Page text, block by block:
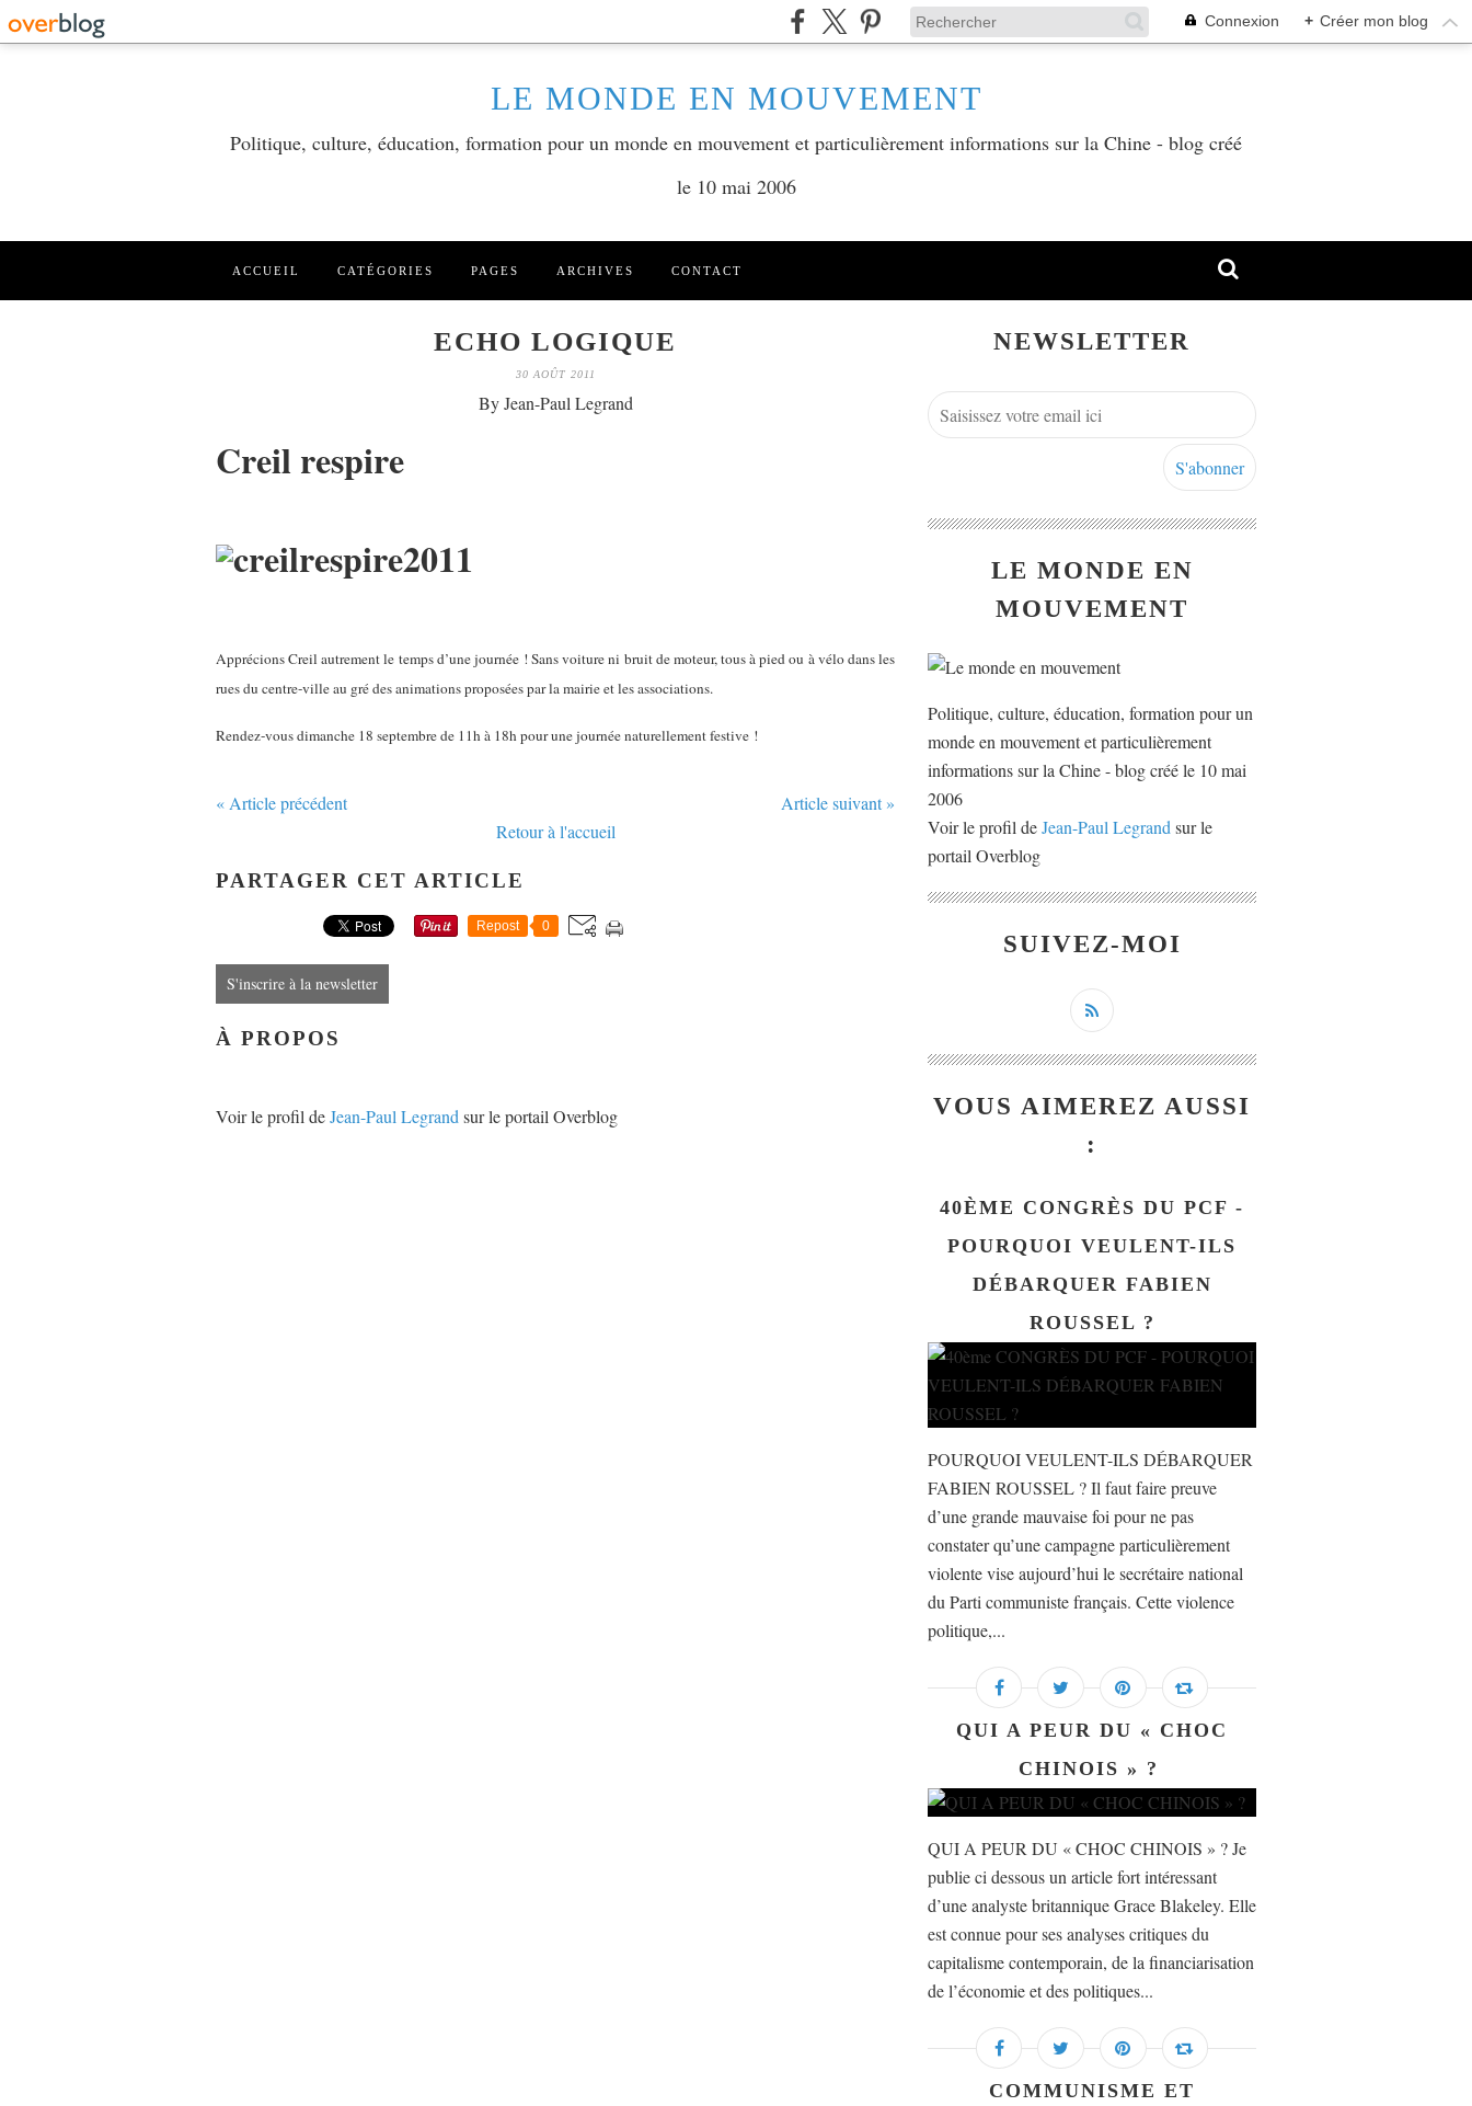
Connexion + Créer mon blog
LE MONDE EN MOUVEMENT
Politique, culture, éducation, formation pour un monde en mouvement et particulièrement informations sur la Chine - blog créé
le 10 mai 2006
ACCUEIL CATÉGORIES PAGES ARCHIVES CONTACT
ECHO LOGIQUE
30 AOÛT 2011
By Jean-Paul Legrand
Creil respire
Apprécions Creil autrement le temps d’une journée ! Sans voiture ni bruit de moteur, tous à pied ou à vélo dans les
rues du centre-ville au gré des animations proposées par la mairie et les associations.
Rendez-vous dimanche 18 septembre de 11h à 18h pour une journée naturellement festive !
« Article précédent
Article suivant »
Retour à l'accueil
PARTAGER CET ARTICLE
Repost 0
S'inscrire à la newsletter
À PROPOS
Voir le profil deJean-Paul Legrand sur le portail Overblog
NEWSLETTER
LE MONDE EN
MOUVEMENT
Politique, culture, éducation, formation pour un
monde en mouvement et particulièrement
informations sur la Chine - blog créé le 10 mai
2006
Voir le profil deJean-Paul Legrand sur le
portail Overblog
SUIVEZ-MOI
VOUS AIMEREZ AUSSI
:
40ÈME CONGRÈS DU PCF -
POURQUOI VEULENT-ILS
DÉBARQUER FABIEN
ROUSSEL ?
POURQUOI VEULENT-ILS DÉBARQUER
FABIEN ROUSSEL ? Il faut faire preuve
d’une grande mauvaise foi pour ne pas
constater qu’une campagne particulièrement
violente vise aujourd’hui le secrétaire national
du Parti communiste français. Cette violence
politique,...
QUI A PEUR DU « CHOC
CHINOIS » ?
QUI A PEUR DU « CHOC CHINOIS » ? Je
publie ci dessous un article fort intéressant
d’une analyste britannique Grace Blakeley. Elle
est connue pour ses analyses critiques du
capitalisme contemporain, de la financiarisation
de l’économie et des politiques...
COMMUNISME ET